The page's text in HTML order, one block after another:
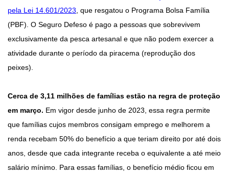
pela Lei 14.601/2023, que resgatou o Programa Bolsa Família
(PBF). O Seguro Defeso é pago a pessoas que sobrevivem
exclusivamente da pesca artesanal e que não podem exercer a
atividade durante o período da piracema (reprodução dos
peixes).
Cerca de 3,11 milhões de famílias estão na regra de proteção
em março. Em vigor desde junho de 2023, essa regra permite
que famílias cujos membros consigam emprego e melhorem a
renda recebam 50% do benefício a que teriam direito por até dois
anos, desde que cada integrante receba o equivalente a até meio
salário mínimo. Para essas famílias, o benefício médio ficou em